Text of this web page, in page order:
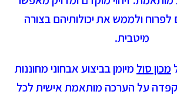
לפרוח ולממש את יכולותיהם בצורה
מיטבית.
מכון סול מיומן בביצוע אבחוני מחוננות
על הערכה מותאמת אישית לכל